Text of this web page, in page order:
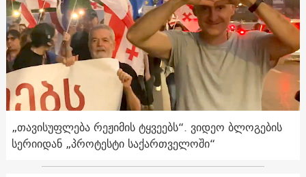
„თავისუფლება რეჟიმის ტყვეებს“. ვიდეო ბლოგების
სერიიდან „პროტესტი საქართველოში“